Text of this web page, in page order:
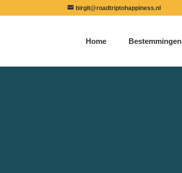
birgit@roadtriptohappiness.nl
Home Bestemmingen